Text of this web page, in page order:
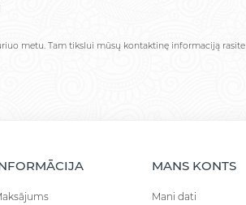
metu. Tam tikslui mūsų kontaktinę informaciją rasite
MANS KONTS
Mani dati